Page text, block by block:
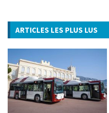
ARTICLES LES PLUS LUS